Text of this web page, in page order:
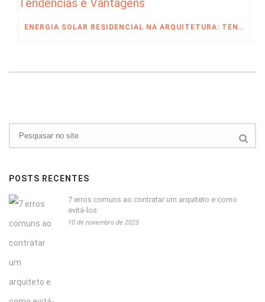
ENERGIA SOLAR RESIDENCIAL NA ARQUITETURA: TENDÊNCIAS E VANTAGENS
POSTS RECENTES
7 erros comuns ao contratar um arquiteto e como
evitá-los
10 de novembro de 2025